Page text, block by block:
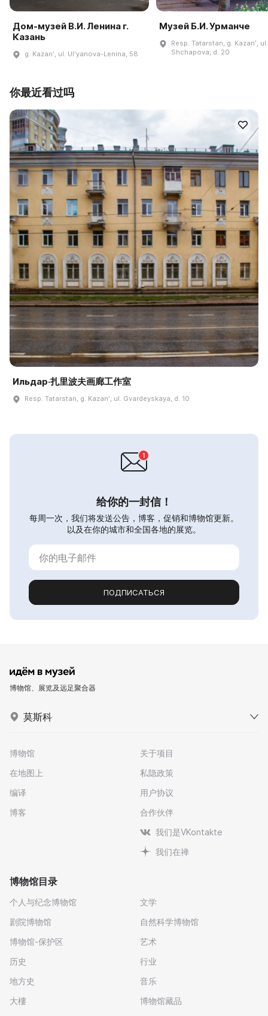
Дом-музей В.И. Ленина г.
Казань
g. Kazanʹ, ul. Ulʹyanova-Lenina, 58
Музей Б.И. Урманче
Resp. Tatarstan, g. Kazanʹ, ul.
Shchapova, d. 20
你最近看过吗
Ильдар·扎里波夫画廊工作室
Resp. Tatarstan, g. Kazanʹ, ul. Gvardeyskaya, d. 10
给你的一封信！
每周一次，我们将发送公告，博客，促销和博物馆更新。
以及在你的城市和全国各地的展览。
ПОДПИСАТЬСЯ
博物馆、展览及远足聚合器
莫斯科
博物馆
在地图上
编译
博客
关于项目
私隐政策
用户协议
合作伙伴
我们是VKontakte
我们在禅
博物馆目录
个人与纪念博物馆
剧院博物馆
博物馆-保护区
历史
地方史
大樓
文学
自然科学博物馆
艺术
行业
音乐
博物馆藏品